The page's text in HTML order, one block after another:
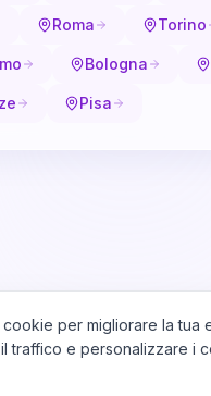
Roma Torino
Bologna
Pisa
cookie per migliorare la tua
traffico e personalizzare i